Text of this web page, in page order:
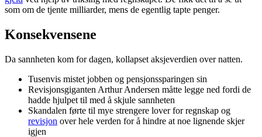
som om de tjente milliarder, mens de egentlig tapte penger.
Konsekvensene
Da sannheten kom for dagen, kollapset aksjeverdien over natten.
Tusenvis mistet jobben og pensjonssparingen sin
Revisjonsgiganten Arthur Andersen måtte legge ned fordi de
hadde hjulpet til med å skjule sannheten
Skandalen førte til mye strengere lover for regnskap og
revisjon over hele verden for å hindre at noe lignende skjer
igjen